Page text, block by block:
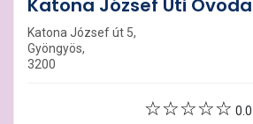
Katona József Úti Óvoda
Katona József út 5,
Gyöngyös,
3200
0.0